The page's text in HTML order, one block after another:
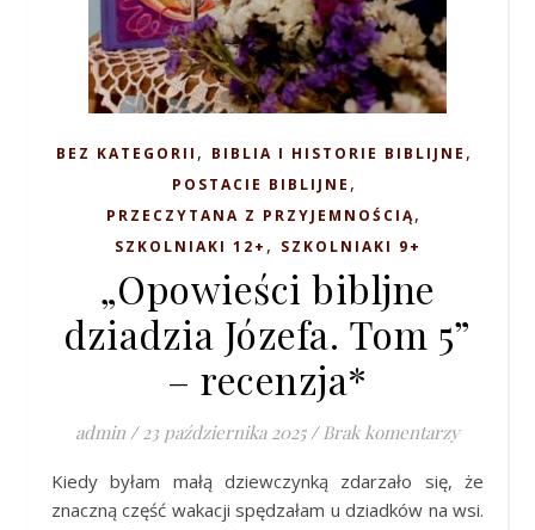
BEZ KATEGORII , BIBLIA I HISTORIE BIBLIJNE ,
POSTACIE BIBLIJNE ,
PRZECZYTANA Z PRZYJEMNOŚCIĄ,
SZKOLNIAKI 12+ , SZKOLNIAKI 9+
„Opowieści bibljne
dziadzia Józefa. Tom 5”
– recenzja*
admin / 23 października 2025 / Brak komentarzy
Kiedy byłam małą dziewczynką zdarzało się, że
znaczną część wakacji spędzałam u dziadków na wsi.